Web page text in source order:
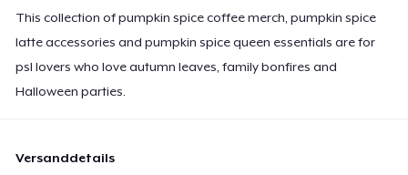
This collection of pumpkin spice coffee merch, pumpkin spice
latte accessories and pumpkin spice queen essentials are for
psl lovers who love autumn leaves, family bonfires and
Halloween parties.
Versanddetails
24,99 $